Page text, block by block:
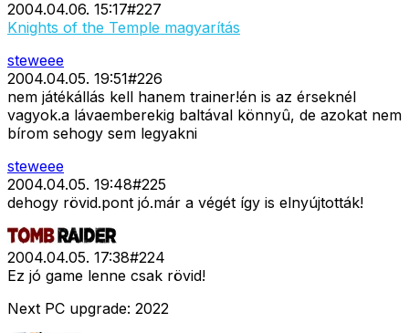
2004.04.06. 15:17#227
Knights of the Temple magyarítás
steweee
2004.04.05. 19:51#226
nem játékállás kell hanem trainer!én is az érseknél
vagyok.a lávaemberekig baltával könnyû, de azokat nem
bírom sehogy sem legyakni
steweee
2004.04.05. 19:48#225
dehogy rövid.pont jó.már a végét így is elnyújtották!
2004.04.05. 17:38#224
Ez jó game lenne csak rövid!
Next PC upgrade: 2022